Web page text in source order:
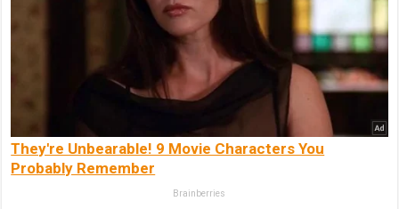
They're Unbearable! 9 Movie Characters You
Probably Remember
Brainberries